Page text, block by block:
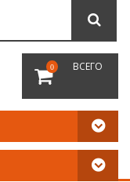
0 ВСЕГО